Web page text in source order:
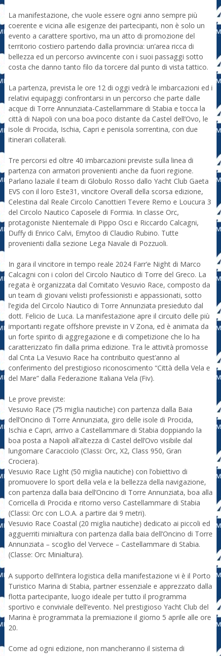
La manifestazione, che vuole essere ogni anno sempre più
coerente e vicina alle esigenze dei partecipanti, non è solo un
evento a carattere sportivo, ma un atto di promozione del
territorio costiero partendo dalla provincia: un’area ricca di
bellezza ed un percorso avvincente con i suoi passaggi sotto
costa che danno tanto filo da torcere dal punto di vista tattico.
La partenza, prevista le ore 12 di oggi vedrà le imbarcazioni ed i
relativi equipaggi confrontarsi in un percorso che parte dalle
acque di Torre Annunziata-Castellammare di Stabia e tocca la
città di Napoli con una boa poco distante da Castel dell’Ovo, le
isole di Procida, Ischia, Capri e penisola sorrentina, con due
itinerari collaterali.
Tre percorsi ed oltre 40 imbarcazioni previste sulla linea di
partenza con armatori provenienti anche da fuori regione.
Parlano laziale il team di Globulo Rosso dallo Yacht Club Gaeta
EVS con il loro Este31, vincitore Overall della scorsa edizione,
Celestina dal Reale Circolo Canottieri Tevere Remo e Loucura 3
del Circolo Nautico Caposele di Formia. In classe Orc,
protagoniste Nientemale di Pippo Osci e Riccardo Calcagni,
Duffy di Enrico Calvi, Emytoo di Claudio Rubino. Tutte
provenienti dalla sezione Lega Navale di Pozzuoli.
In gara il vincitore in tempo reale 2024 Farr’e Night di Marco
Calcagni con i colori del Circolo Nautico di Torre del Greco. La
regata è organizzata dal Comitato Vesuvio Race, composto da
un team di giovani velisti professionisti e appassionati, sotto
l’egida del Circolo Nautico di Torre Annunziata presieduto dal
dott. Felicio de Luca. La manifestazione apre il circuito delle più
importanti regate offshore previste in V Zona, ed è animata da
un forte spirito di aggregazione e di competizione che lo ha
caratterizzato fin dalla prima edizione. Tra le attività promosse
dal Cnta La Vesuvio Race ha contribuito quest’anno al
conferimento del prestigioso riconoscimento “Città della Vela e
del Mare” dalla Federazione Italiana Vela (Fiv).
Le prove previste:
Vesuvio Race (75 miglia nautiche) con partenza dalla Baia
dell’Oncino di Torre Annunziata, giro delle isole di Procida,
Ischia e Capri, arrivo a Castellammare di Stabia doppiando la
boa posta a Napoli all’altezza di Castel dell’Ovo visibile dal
lungomare Caracciolo (Classi: Orc, X2, Class 950, Gran
Crociera).
Vesuvio Race Light (50 miglia nautiche) con l’obiettivo di
promuovere lo sport della vela e la bellezza della navigazione,
con partenza dalla baia dell’Oncino di Torre Annunziata, boa alla
Corricella di Procida e ritorno verso Castellammare di Stabia
(Classi: Orc con L.O.A. a partire dai 9 metri).
Vesuvio Race Coastal (20 miglia nautiche) dedicato ai piccoli ed
agguerriti minialtura con partenza dalla baia dell’Oncino di Torre
Annunziata – scoglio del Vervece – Castellammare di Stabia.
(Classe: Orc Minialtura).
A supporto dell’intera logistica della manifestazione vi è il Porto
Turistico Marina di Stabia, partner essenziale e apprezzato dalla
flotta partecipante, luogo ideale per tutto il programma
sportivo e conviviale dell’evento. Nel prestigioso Yacht Club del
Marina è programmata la premiazione il giorno 5 aprile alle ore
20.
Come ad ogni edizione, non mancheranno il sistema di